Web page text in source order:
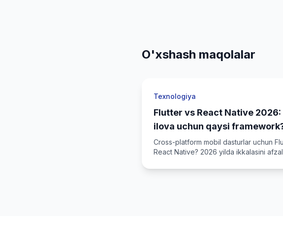
O'xshash maqolalar
Texnologiya
Flutter vs React Native 2026:
ilova uchun qaysi
Cross-platform mobil dasturlar uchun
React Native? 2026 yilda ikkalasini